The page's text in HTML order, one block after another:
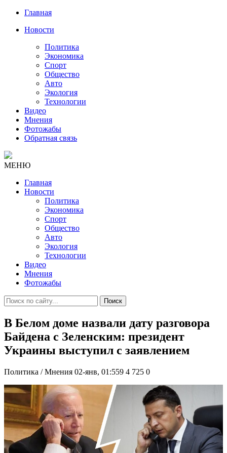
Главная
Новости
Политика
Экономика
Спорт
Общество
Авто
Экология
Технологии
Видео
Мнения
Фотожабы
Обратная связь
МЕНЮ
Главная
Новости
Политика
Экономика
Спорт
Общество
Авто
Экология
Технологии
Видео
Мнения
Фотожабы
Поиск
В Белом доме назвали дату разговора
Байдена с Зеленским: президент
Украины выступил с заявлением
Политика / Мнения 02-янв, 01:559 4 725 0